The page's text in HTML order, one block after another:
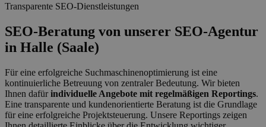
Transparente SEO-Dienstleistungen
SEO-Beratung von unserer SEO-Agentur
in Halle (Saale)
Für eine erfolgreiche Suchmaschinenoptimierung ist eine
kontinuierliche Betreuung von zentraler Bedeutung. Wir bieten
Ihnen dafürindividuelle Angebote mit regelmäßigen Reportings.
Eine transparente und kundenorientierte Beratung ist die Grundlage
für eine erfolgreiche Projektsteuerung. Unsere Reportings zeigen